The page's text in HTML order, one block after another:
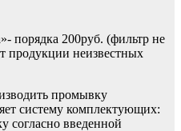
порядка 200руб. (фильтр не
продукции неизвестных
промывку
систему комплектующих:
согласно введенной